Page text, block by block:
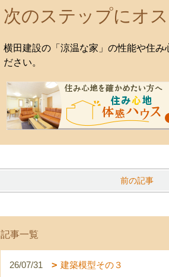
次のステップにオ
横田建設の「涼温な家」の性能や住
ださい。
前の記事
記事一覧
26/07/31 建築模型その３